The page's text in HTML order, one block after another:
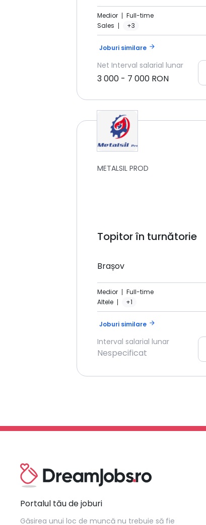
Medior
Full-time
Sales
+3
Joburi similare arrow_forward
Net Interval salarial lunar
3 000 - 7 000 RON
METALSIL PROD
Topitor în turnătorie
Brașov
Medior
Full-time
Altele
+1
Joburi similare arrow_forward
Interval salarial lunar
Nespecificat
Portalul tău de joburi
Găsirea unui loc de muncă nu trebuie să fie